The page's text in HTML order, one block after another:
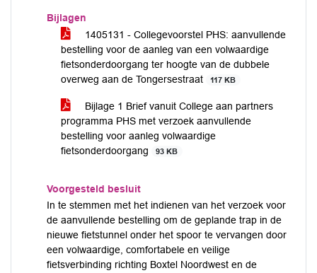
Bijlagen
1405131 - Collegevoorstel PHS: aanvullende
bestelling voor de aanleg van een volwaardige
fietsonderdoorgang ter hoogte van de dubbele
overweg aan de Tongersestraat
117 KB
Bijlage 1 Brief vanuit College aan partners
programma PHS met verzoek aanvullende
bestelling voor aanleg volwaardige
fietsonderdoorgang
93 KB
Voorgesteld besluit
In te stemmen met het indienen van het verzoek voor
de aanvullende bestelling om de geplande trap in de
nieuwe fietstunnel onder het spoor te vervangen door
een volwaardige, comfortabele en veilige
fietsverbinding richting Boxtel Noordwest en de